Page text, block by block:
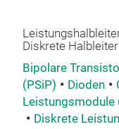
Diskrete Halbleiter
Bipolare
(PSiP)
Dioden
Leistungsmodule
Diskrete